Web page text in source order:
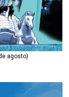
agosto)